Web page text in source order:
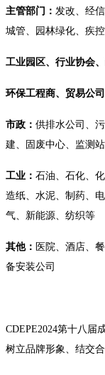
主管部门： 发改、经
城管、园林绿化、疾
工业园区、行业协会
环保工程商、贸易公
市政： 供排水公司、
建、固废中心、监测
工业： 石油、石化、
造纸、水泥、制药、
气、新能源、纺织等
其他： 医院、酒店、
备安装公司
CDEPE2024第十八届
树立品牌形象、结交